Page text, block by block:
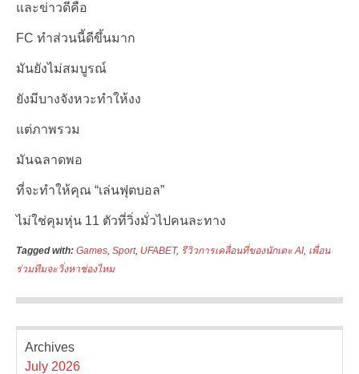
และข่าวดีคือ
FC ทำส่วนนี้ดีขึ้นมาก
มันยังไม่สมบูรณ์
ยังมีบางจังหวะทำให้งง
แต่ภาพรวม
มันฉลาดพอ
ที่จะทำให้คุณ “เล่นฟุตบอล”
ไม่ใช่คุมหุ่น 11 ตัวที่วิ่งมั่วไปคนละทาง
Tagged with: Games, Sport, UFABET, รีวิวการเคลื่อนที่ของนักเตะ AI, เพื่อน
ร่วมทีมจะวิ่งหาช่องไหม
Archives
July 2026